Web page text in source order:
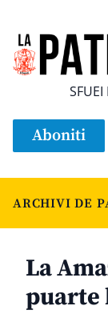
Aboniti
ARCHIVI DE
La
puarte